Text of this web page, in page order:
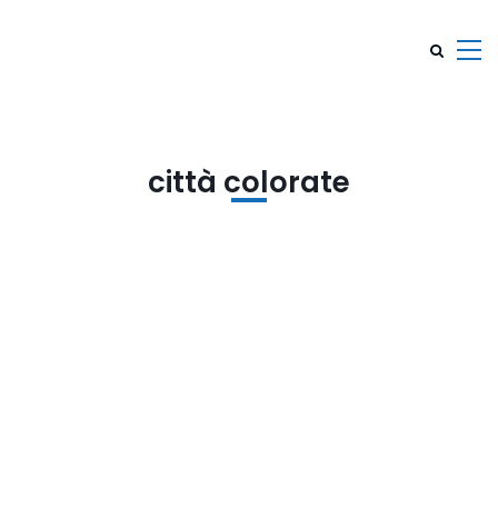
città colorate